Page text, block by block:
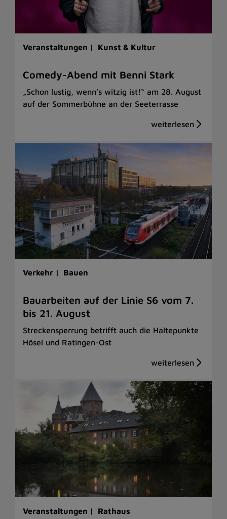
Veranstaltungen | Kunst & Kultur
Comedy-Abend mit Benni Stark
„Schon lustig, wenn’s witzig ist!“ am 28. August
auf der Sommerbühne an der Seeterrasse
Verkehr | Bauen
Bauarbeiten auf der Linie S6 vom 7.
bis 21. August
Streckensperrung betrifft auch die Haltepunkte
Hösel und Ratingen-Ost
Veranstaltungen | Rathaus